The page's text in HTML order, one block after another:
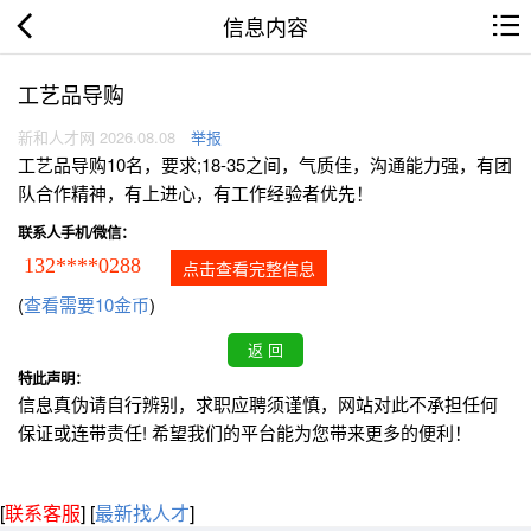
信息内容
工艺品导购
新和人才网 2026.08.08 举报
工艺品导购10名，要求;18-35之间，气质佳，沟通能力强，有团
队合作精神，有上进心，有工作经验者优先！
联系人手机/微信：
132****0288 点击查看完整信息
(查看需要10金币)
特此声明：
信息真伪请自行辨别，求职应聘须谨慎，网站对此不承担任何
保证或连带责任! 希望我们的平台能为您带来更多的便利！
[联系客服] [最新找人才]